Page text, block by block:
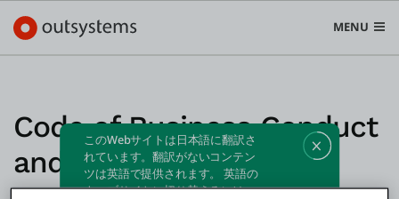
MENU
プラットフォーム
Search in OutSystems
このWebサイトは日本語に翻訳さ
れています。翻訳がないコンテン
ツは英語で提供されます。 英語の
ウェブサイトに切り替えるには、
Code of Business Conduct
and Ethics